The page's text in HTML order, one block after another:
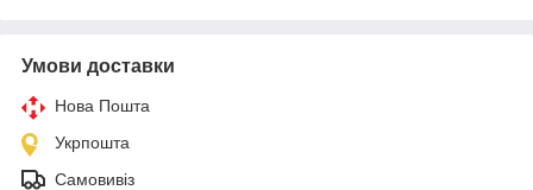
Умови доставки
Нова Пошта
Укрпошта
Самовивіз